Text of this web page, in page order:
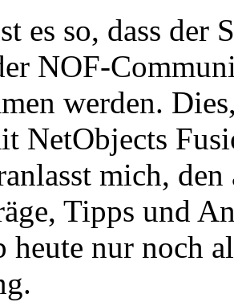
es so, dass der
NOF-
werden.
NetObjects
mich,
Tipps und
heute nur noch